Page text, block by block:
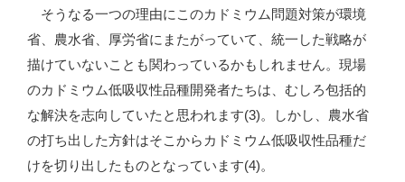
そうなる一つの理由にこのカドミウム問題対策が環境
省、農水省、厚労省にまたがっていて、統一した戦略が
描けていないことも関わっているかもしれません。現場
のカドミウム低吸収性品種開発者たちは、むしろ包括的
な解決を志向していたと思われます(3)。しかし、農水省
の打ち出した方針はそこからカドミウム低吸収性品種だ
けを切り出したものとなっています(4)。